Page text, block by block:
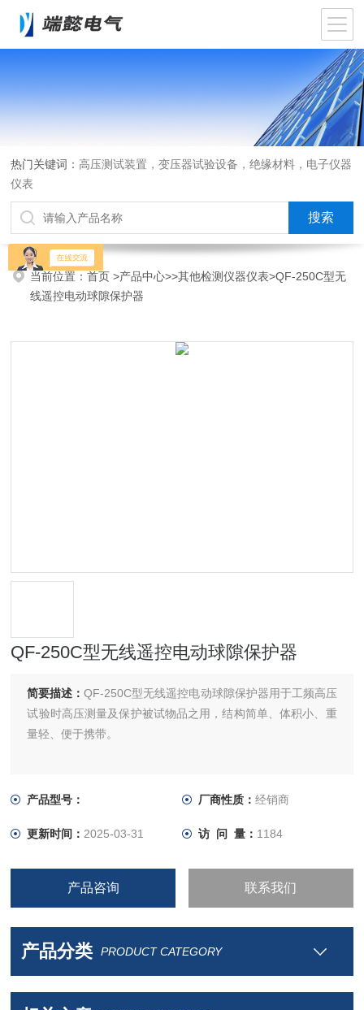
热门关键词： 高压测试装置，变压器试验设备，绝缘材料，电子仪器
仪表
当前位置：首页>产品中心>>其他检测仪器仪表>QF-250C型无
线遥控电动球隙保护器
QF-250C型无线遥控电动球隙保护器
简要描述：QF-250C型无线遥控电动球隙保护器用于工频高压
试验时高压测量及保护被试物品之用，结构简单、体积小、重
量轻、便于携带。
产品型号： 厂商性质： 经销商
更新时间： 2025-03-31 访 问 量： 1184
产品咨询 联系我们
产品分类 PRODUCT CATEGORY